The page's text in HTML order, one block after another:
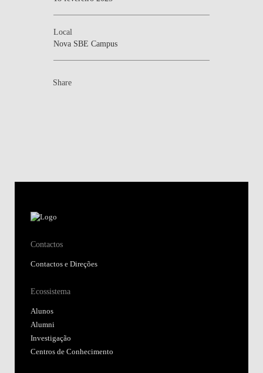
Local
Nova SBE Campus
Share
Contactos
Contactos e Direções
Ecossistema
Alunos
Alumni
Investigação
Centros de Conhecimento